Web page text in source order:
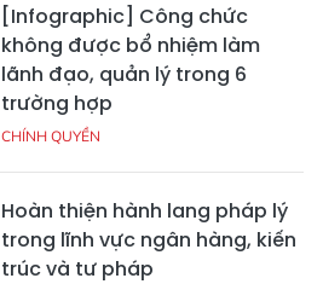
[Infographic] Công chức
không được bổ nhiệm làm
lãnh đạo, quản lý trong 6
trường hợp
CHÍNH QUYỀN
Hoàn thiện hành lang pháp lý
trong lĩnh vực ngân hàng, kiến
trúc và tư pháp